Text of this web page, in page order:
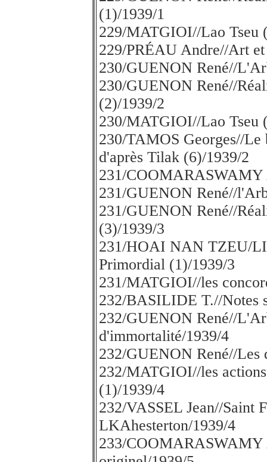
(1)/1939/1
229/MATGIOI//Lao Tseu
229/PRÉAU Andre//Art
230/GUENON René//
230/GUENON René//
(2)/1939/2
230/MATGIOI//Lao Tseu
230/TAMOS Georges//
d'après Tilak (6)/1939/2
231/
231/GUENON René//
231/GUENON René//
(3)/1939/3
231/HOAI NAN TZEU/
Primordial (1)/1939/3
231/MATGIOI//les
232/BASILIDE T.//Notes
232/GUENON René//
d'immortalité/1939/4
232/GUENON René//Les
232/MATGIOI//les
(1)/1939/4
232/VASSEL Jean//Saint
LKAhesterton/1939/4
233/